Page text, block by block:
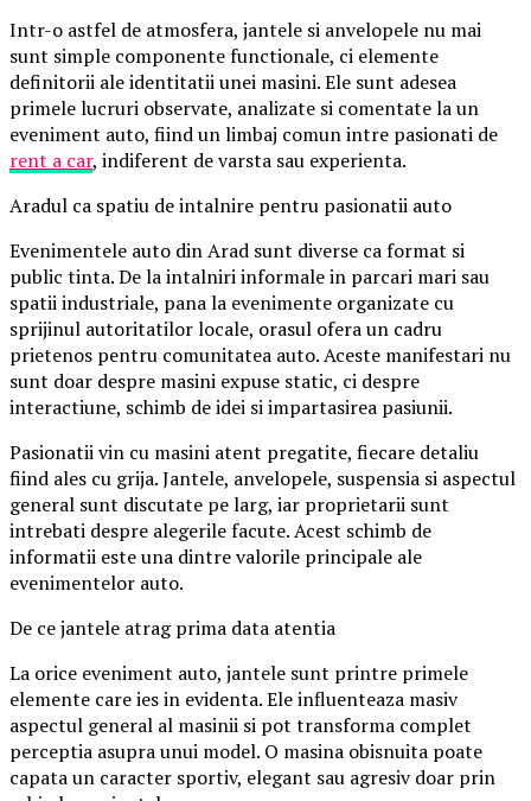
Intr-o astfel de atmosfera, jantele si anvelopele nu mai
sunt simple componente functionale, ci elemente
definitorii ale identitatii unei masini. Ele sunt adesea
primele lucruri observate, analizate si comentate la un
eveniment auto, fiind un limbaj comun intre pasionati de
rent a car, indiferent de varsta sau experienta.
Aradul ca spatiu de intalnire pentru pasionatii auto
Evenimentele auto din Arad sunt diverse ca format si
public tinta. De la intalniri informale in parcari mari sau
spatii industriale, pana la evenimente organizate cu
sprijinul autoritatilor locale, orasul ofera un cadru
prietenos pentru comunitatea auto. Aceste manifestari nu
sunt doar despre masini expuse static, ci despre
interactiune, schimb de idei si impartasirea pasiunii.
Pasionatii vin cu masini atent pregatite, fiecare detaliu
fiind ales cu grija. Jantele, anvelopele, suspensia si aspectul
general sunt discutate pe larg, iar proprietarii sunt
intrebati despre alegerile facute. Acest schimb de
informatii este una dintre valorile principale ale
evenimentelor auto.
De ce jantele atrag prima data atentia
La orice eveniment auto, jantele sunt printre primele
elemente care ies in evidenta. Ele influenteaza masiv
aspectul general al masinii si pot transforma complet
perceptia asupra unui model. O masina obisnuita poate
capata un caracter sportiv, elegant sau agresiv doar prin